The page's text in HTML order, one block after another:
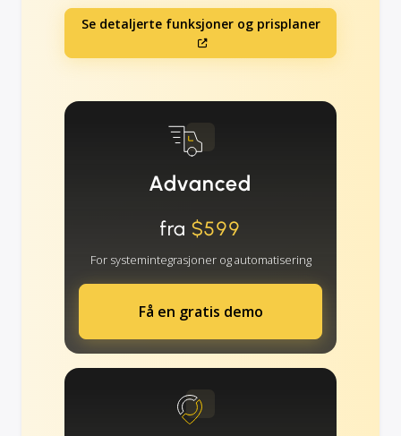
Se detaljerte funksjoner og prisplaner
Advanced
fra $599
For systemintegrasjoner og automatisering
Få en gratis demo